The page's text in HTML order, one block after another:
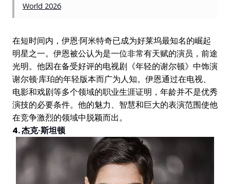
World 2026
在短时间内，伊恩·阿米特奇已成为好莱坞最知名的崛起
明星之一。伊恩被公认为是一位非常有天赋的演员，前途
光明。他因在备受好评的电视剧《年轻的谢尔顿》中饰演
谢尔顿·库珀的年轻版本而广为人知。伊恩通过在电视、
电影和戏剧等多个领域的职业生涯证明，年龄并不是优秀
演技的必要条件。他的魅力、智慧和巨大的表演范围使他
在竞争激烈的领域中脱颖而出。
4. 杰克·斯坦顿